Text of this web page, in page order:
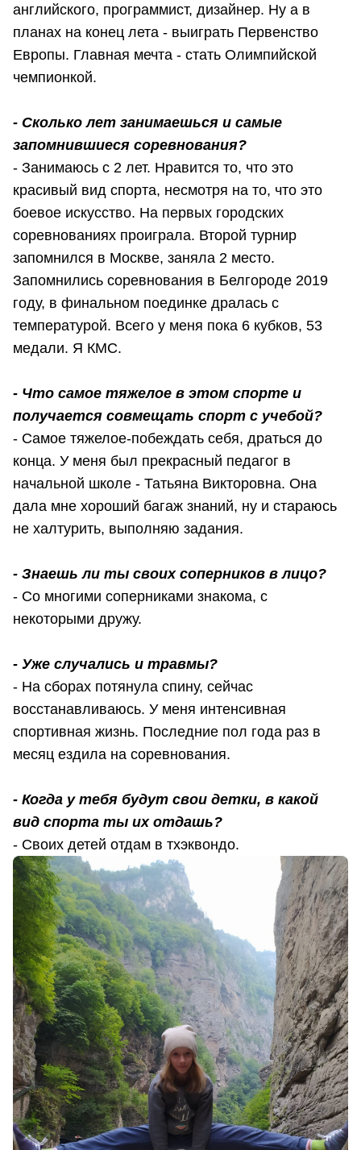
английского, программист, дизайнер. Ну а в
планах на конец лета - выиграть Первенство
Европы. Главная мечта - стать Олимпийской
чемпионкой.
- Сколько лет занимаешься и самые
запомнившиеся соревнования?
- Занимаюсь с 2 лет. Нравится то, что это
красивый вид спорта, несмотря на то, что это
боевое искусство. На первых городских
соревнованиях проиграла. Второй турнир
запомнился в Москве, заняла 2 место.
Запомнились соревнования в Белгороде 2019
году, в финальном поединке дралась с
температурой. Всего у меня пока 6 кубков, 53
медали. Я КМС.
- Что самое тяжелое в этом спорте и
получается совмещать спорт с учебой?
- Самое тяжелое-побеждать себя, драться до
конца. У меня был прекрасный педагог в
начальной школе - Татьяна Викторовна. Она
дала мне хороший багаж знаний, ну и стараюсь
не халтурить, выполняю задания.
- Знаешь ли ты своих соперников в лицо?
- Со многими соперниками знакома, с
некоторыми дружу.
- Уже случались и травмы?
- На сборах потянула спину, сейчас
восстанавливаюсь. У меня интенсивная
спортивная жизнь. Последние пол года раз в
месяц ездила на соревнования.
- Когда у тебя будут свои детки, в какой
вид спорта ты их отдашь?
- Своих детей отдам в тхэквондо.